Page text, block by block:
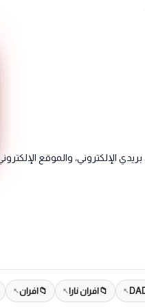
الإلكتروني، والموقع
افران نارا افران